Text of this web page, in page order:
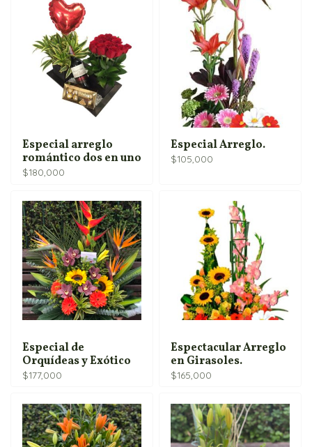
Especial arreglo
romántico dos en uno
$180,000
Especial Arreglo.
$105,000
Especial de
Orquídeas y Exótico
$177,000
Espectacular Arreglo
en Girasoles.
$165,000